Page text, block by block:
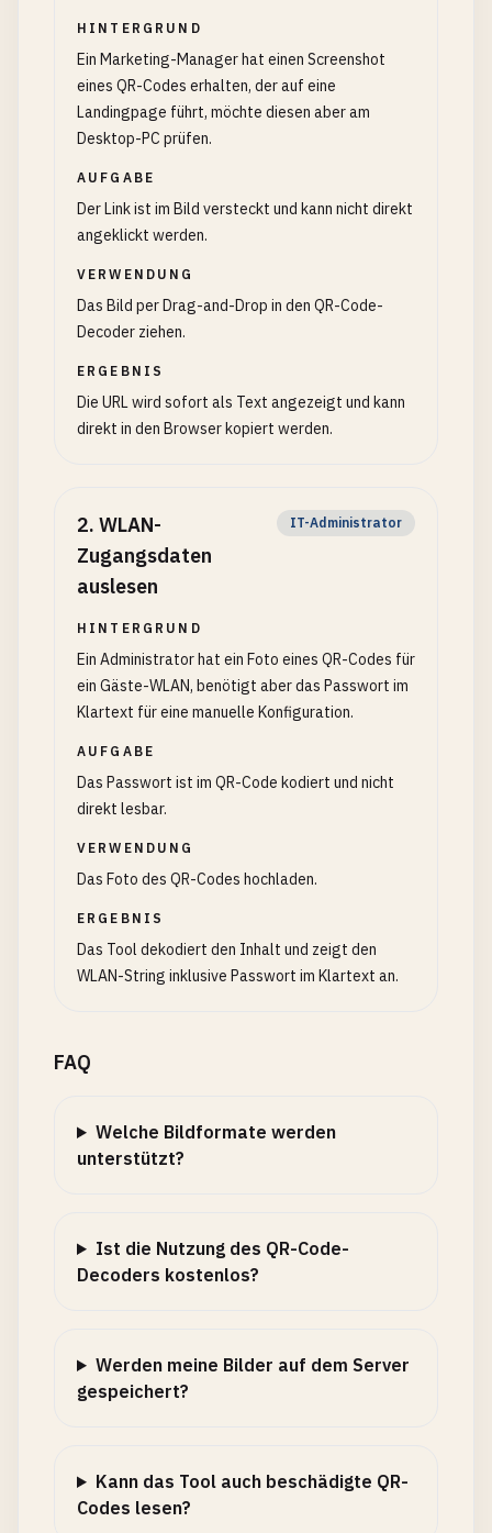
HINTERGRUND
Ein Marketing-Manager hat einen Screenshot
eines QR-Codes erhalten, der auf eine
Landingpage führt, möchte diesen aber am
Desktop-PC prüfen.
AUFGABE
Der Link ist im Bild versteckt und kann nicht direkt
angeklickt werden.
VERWENDUNG
Das Bild per Drag-and-Drop in den QR-Code-
Decoder ziehen.
ERGEBNIS
Die URL wird sofort als Text angezeigt und kann
direkt in den Browser kopiert werden.
2. WLAN-
Zugangsdaten
auslesen
IT-Administrator
HINTERGRUND
Ein Administrator hat ein Foto eines QR-Codes für
ein Gäste-WLAN, benötigt aber das Passwort im
Klartext für eine manuelle Konfiguration.
AUFGABE
Das Passwort ist im QR-Code kodiert und nicht
direkt lesbar.
VERWENDUNG
Das Foto des QR-Codes hochladen.
ERGEBNIS
Das Tool dekodiert den Inhalt und zeigt den
WLAN-String inklusive Passwort im Klartext an.
FAQ
Welche Bildformate werden
unterstützt?
Ist die Nutzung des QR-Code-
Decoders kostenlos?
Werden meine Bilder auf dem Server
gespeichert?
Kann das Tool auch beschädigte QR-
Codes lesen?